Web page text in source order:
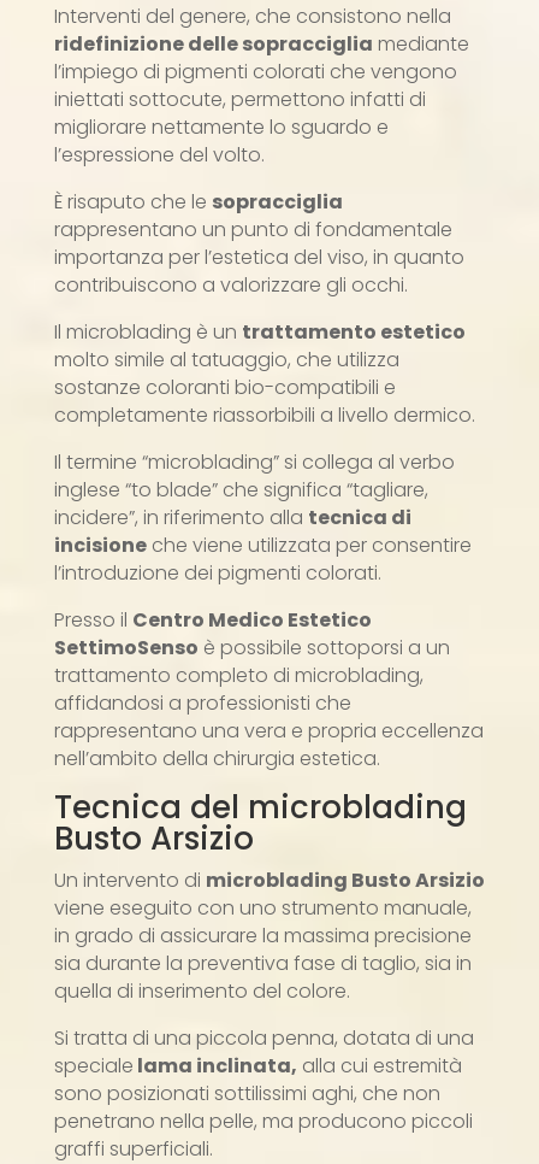
Interventi del genere, che consistono nella
ridefinizione delle sopracciglia mediante
l’impiego di pigmenti colorati che vengono
iniettati sottocute, permettono infatti di
migliorare nettamente lo sguardo e
l’espressione del volto.
È risaputo che le sopracciglia
rappresentano un punto di fondamentale
importanza per l’estetica del viso, in quanto
contribuiscono a valorizzare gli occhi.
Il microblading è un trattamento estetico
molto simile al tatuaggio, che utilizza
sostanze coloranti bio-compatibili e
completamente riassorbibili a livello dermico.
Il termine “microblading” si collega al verbo
inglese “to blade” che significa “tagliare,
incidere”, in riferimento alla tecnica di
incisioneche viene utilizzata per consentire
l’introduzione dei pigmenti colorati.
Presso il Centro Medico Estetico
SettimoSenso è possibile sottoporsi a un
trattamento completo di microblading,
affidandosi a professionisti che
rappresentano una vera e propria eccellenza
nell’ambito della chirurgia estetica.
Tecnica del microblading
Busto Arsizio
Un intervento di microblading Busto Arsizio
viene eseguito con uno strumento manuale,
in grado di assicurare la massima precisione
sia durante la preventiva fase di taglio, sia in
quella di inserimento del colore.
Si tratta di una piccola penna, dotata di una
speciale lama inclinata, alla cui estremità
sono posizionati sottilissimi aghi, che non
penetrano nella pelle, ma producono piccoli
graffi superficiali.